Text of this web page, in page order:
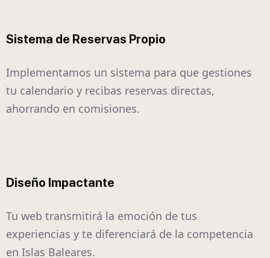
Sistema de Reservas Propio
Implementamos un sistema para que gestiones
tu calendario y recibas reservas directas,
ahorrando en comisiones.
Diseño Impactante
Tu web transmitirá la emoción de tus
experiencias y te diferenciará de la competencia
en Islas Baleares.